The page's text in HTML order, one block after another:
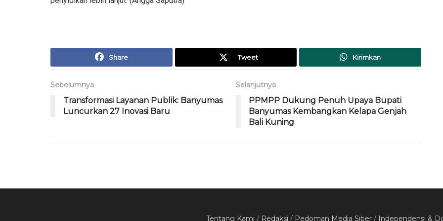
Share Tweet Kirimkan
Sebelumnya
Transformasi Layanan Publik: Banyumas
Luncurkan 27 Inovasi Baru
Selanjutnya
PPMPP Dukung Penuh Upaya Bupati
Banyumas Kembangkan Kelapa Genjah
Bali Kuning
Tentang Kami / Redaksi / Pedoman Media Siber / Independensi &